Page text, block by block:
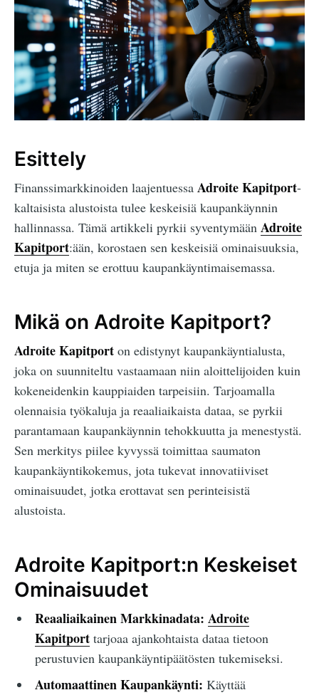
Esittely
Finanssimarkkinoiden laajentuessa Adroite Kapitport-
kaltaisista alustoista tulee keskeisiä kaupankäynnin
hallinnassa. Tämä artikkeli pyrkii syventymään Adroite
Kapitport:ään, korostaen sen keskeisiä ominaisuuksia,
etuja ja miten se erottuu kaupankäyntimaisemassa.
Mikä on Adroite Kapitport?
Adroite Kapitport on edistynyt kaupankäyntialusta,
joka on suunniteltu vastaamaan niin aloittelijoiden kuin
kokeneidenkin kauppiaiden tarpeisiin. Tarjoamalla
olennaisia työkaluja ja reaaliaikaista dataa, se pyrkii
parantamaan kaupankäynnin tehokkuutta ja menestystä.
Sen merkitys piilee kyvyssä toimittaa saumaton
kaupankäyntikokemus, jota tukevat innovatiiviset
ominaisuudet, jotka erottavat sen perinteisistä
alustoista.
Adroite Kapitport:n Keskeiset
Ominaisuudet
Reaaliaikainen Markkinadata: Adroite
Kapitporttarjoaa ajankohtaista dataa tietoon
perustuvien kaupankäyntipäätösten tukemiseksi.
Automaattinen Kaupankäynti: Käyttää